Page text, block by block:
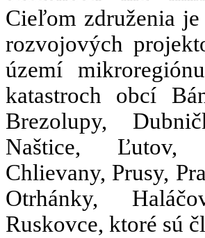
Cieľom združenia
rozvojových
území
katastroch obcí
Brezolupy,
Naštice, Ľutov,
Chlievany, Prusy,
Otrhánky,
Ruskovce, ktoré sú